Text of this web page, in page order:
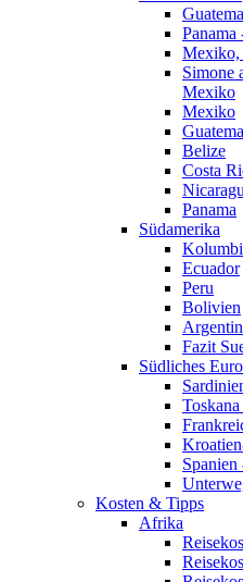
Panama
Mexiko,
Simone
Mexiko
Mexiko
Belize
Costa
Panama
Südamerika
Ecuador
Peru
Bolivien
Fazit
Südliches
Kosten & Tipps
Afrika